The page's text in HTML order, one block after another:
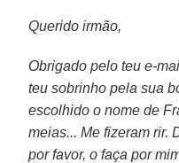
Querido irmão,
Obrigado pelo teu e-
teu sobrinho pela sua
escolhido o nome de
meias... Me fizeram rir.
por favor, o faça por